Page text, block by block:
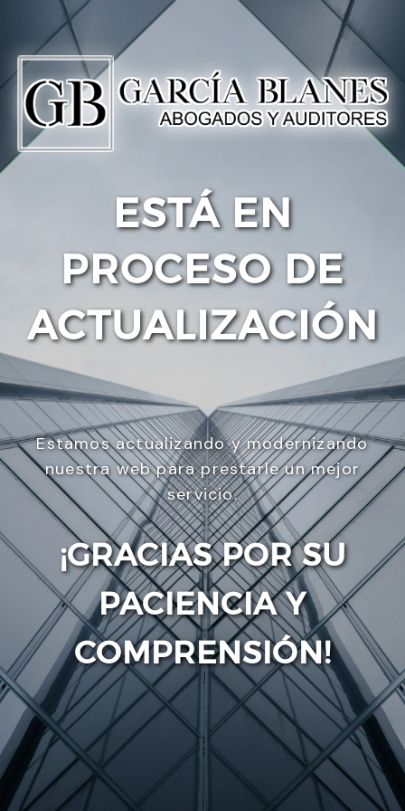
ESTÁ EN
PROCESO DE
ACTUALIZACIÓN
Estamos actualizando y modernizando
nuestra web para prestarle un mejor
servicio.
¡GRACIAS POR SU
PACIENCIA Y
COMPRENSIÓN!
Utilizamos cookies para ofrecerte la mejor
experiencia en nuestra web.
Puedes aprender más sobre qué cookies utilizamos
o desactivarlas en los
ajustes
Aceptar
Enviar